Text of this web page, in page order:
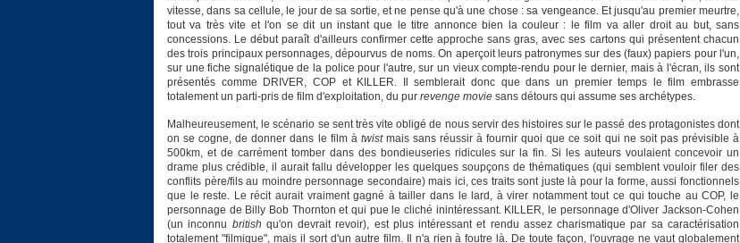
vitesse, dans sa cellule, le jour de sa sortie, et ne pense qu'à une chose : sa vengeance. Et jusqu'au premier meurtre,
tout va très vite et l'on se dit un instant que le titre annonce bien la couleur : le film va aller droit au but, sans
concessions. Le début paraît d'ailleurs confirmer cette approche sans gras, avec ses cartons qui présentent chacun
des trois principaux personnages, dépourvus de noms. On aperçoit leurs patronymes sur des (faux) papiers pour l'un,
sur une fiche signalétique de la police pour l'autre, sur un vieux compte-rendu pour le dernier, mais à l'écran, ils sont
présentés comme DRIVER, COP et KILLER. Il semblerait donc que dans un premier temps le film embrasse
totalement un parti-pris de film d'exploitation, du pur revenge movie sans détours qui assume ses archétypes.
Malheureusement, le scénario se sent très vite obligé de nous servir des histoires sur le passé des protagonistes dont
on se cogne, de donner dans le film à twistmais sans réussir à fournir quoi que ce soit qui ne soit pas prévisible à
500km, et de carrément tomber dans des bondieuseries ridicules sur la fin. Si les auteurs voulaient concevoir un
drame plus crédible, il aurait fallu développer les quelques soupçons de thématiques (qui semblent vouloir filer des
conflits père/fils au moindre personnage secondaire) mais ici, ces traits sont juste là pour la forme, aussi fonctionnels
que le reste. Le récit aurait vraiment gagné à tailler dans le lard, à virer notamment tout ce qui touche au COP, le
personnage de Billy Bob Thornton et qui pue le cliché inintéressant. KILLER, le personnage d'Oliver Jackson-Cohen
(un inconnu british qu'on devrait revoir), est plus intéressant et rendu assez charismatique par sa caractérisation
totalement "filmique", mais il sort d'un autre film. Il n'a rien à foutre là. De toute façon, l'ouvrage ne vaut globalement